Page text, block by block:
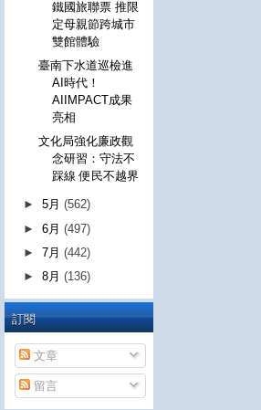
鐵國旅聯票 推限
定母親節跨城市
雙館體驗
臺南下水道巡檢進
AI時代！
AIIMPACT成果
亮相
文化局強化廉政觀
念研習：守法不
踩線 便民不越界
►5月(562)
►6月(497)
►7月(442)
►8月(136)
訂閱
文章
留言